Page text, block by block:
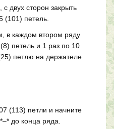
двух сторон закрыть
(101) петель.
в каждом втором ряду
петель и 1 раз по 10
петлю на держателе
(113) петли и начните
до конца ряда.